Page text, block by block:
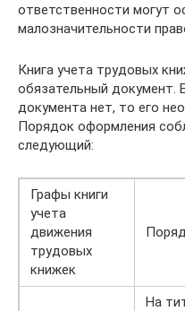
ответственности могут
малозначительности
Книга учета трудовых
обязательный документ.
документа нет, то его
Порядок оформления
следующий:
Графы книги
учета
движения
трудовых
книжек
На